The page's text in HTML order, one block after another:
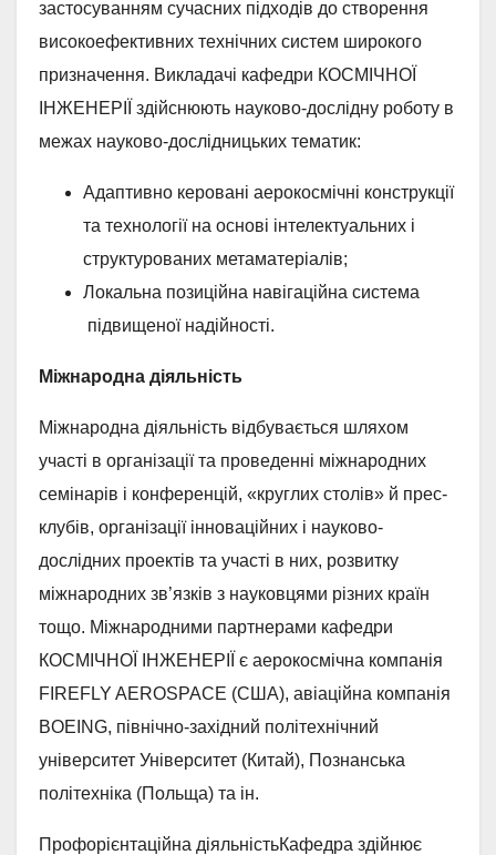
застосуванням сучасних підходів до створення
високоефективних технічних систем широкого
призначення. Викладачі кафедри КОСМІЧНОЇ
ІНЖЕНЕРІЇ здійснюють науково-дослідну роботу в
межах науково-дослідницьких тематик:
Адаптивно керовані аерокосмічні конструкції
та технології на основі інтелектуальних і
структурованих метаматеріалів;
Локальна позиційна навігаційна система
підвищеної надійності.
Міжнародна діяльність
Міжнародна діяльність відбувається шляхом
участі в організації та проведенні міжнародних
семінарів і конференцій, «круглих столів» й прес-
клубів, організації інноваційних і науково-
дослідних проектів та участі в них, розвитку
міжнародних зв’язків з науковцями різних країн
тощо. Міжнародними партнерами кафедри
КОСМІЧНОЇ ІНЖЕНЕРІЇ є аерокосмічна компанія
FIREFLY AEROSPACE (США), авіаційна компанія
BOEING, північно-західний політехнічний
університет Університет (Китай), Познанська
політехніка (Польща) та ін.
Профорієнтаційна діяльністьКафедра здійнює